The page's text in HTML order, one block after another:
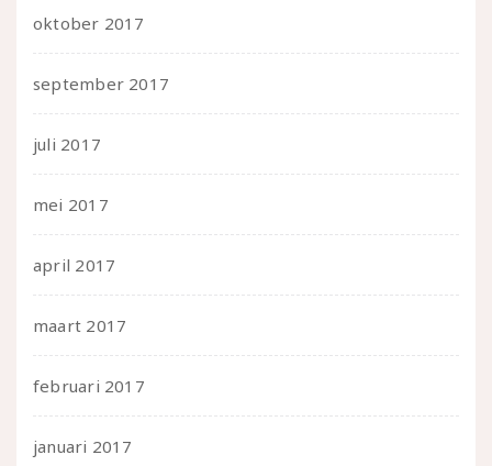
oktober 2017
september 2017
juli 2017
mei 2017
april 2017
maart 2017
februari 2017
januari 2017